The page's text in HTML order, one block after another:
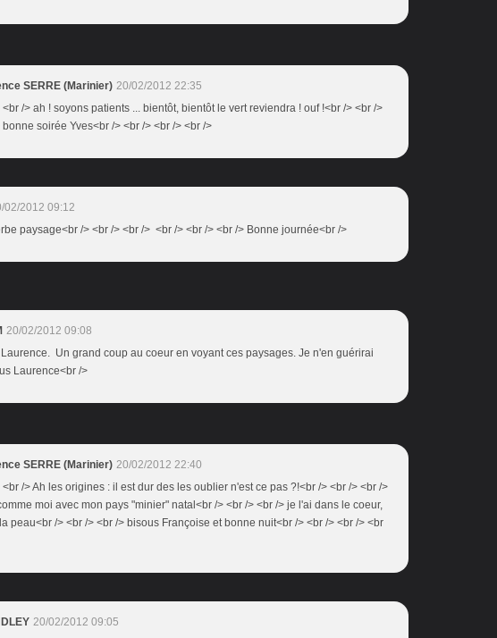
SERRE (Marinier) 20/02/2012 22:35
<br /> ah ! soyons patients ... bientôt, bientôt le vert reviendra ! ouf !<br /> <br />
bonne soirée Yves<br /> <br /> <br /> <br />
02/2012 09:12
paysage<br /> <br /> <br /> <br /> <br /> <br /> Bonne journée<br />
20/02/2012 09:08
Un grand coup au coeur en voyant ces paysages. Je n'en guérirai
Laurence<br />
SERRE (Marinier) 20/02/2012 22:40
<br /> Ah les origines : il est dur des les oublier n'est ce pas ?!<br /> <br /> <br />
moi avec mon pays "minier" natal<br /> <br /> <br /> je l'ai dans le coeur,
peau<br /> <br /> <br /> bisous Françoise et bonne nuit<br /> <br /> <br /> <br
20/02/2012 09:05